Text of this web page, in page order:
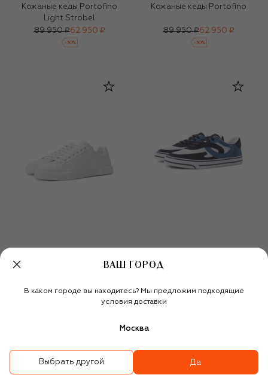
Кожаные кеды Portofino
Light Strobel
89 950 ₽62 950 ₽
-30%
Кожаные кеды Portofino
89 950 ₽62 950 ₽
-30%
DG Sailing
66 750 ₽
ВАШ ГОРОД
В каком городе вы находитесь? Мы предложим подходящие
условия доставки
Москва
Выбрать другой Да